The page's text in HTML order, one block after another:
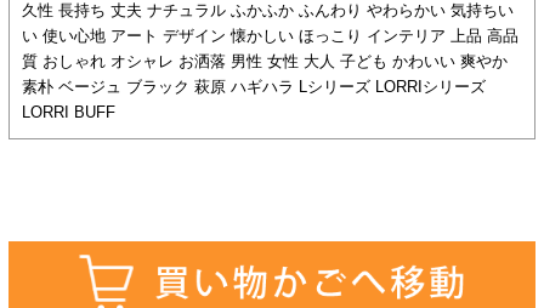
久性 長持ち 丈夫 ナチュラル ふかふか ふんわり やわらかい 気持ちい
い 使い心地 アート デザイン 懐かしい ほっこり インテリア 上品 高品
質 おしゃれ オシャレ お洒落 男性 女性 大人 子ども かわいい 爽やか
素朴 ベージュ ブラック 萩原 ハギハラ Lシリーズ LORRIシリーズ
LORRI BUFF